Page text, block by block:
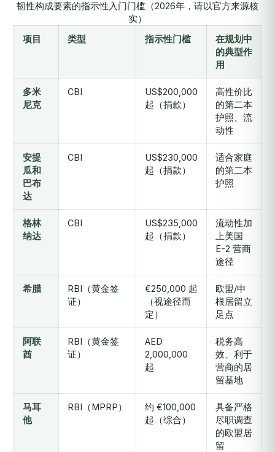
韧性构成要素的指示性入门门槛（2026年，请以官方来源核
实）
项目
类型 指示性门槛
在规划中
的典型作
用
多米
尼克
CBI
US$200,000
起（捐款）
高性价比
的第二本
护照、流
动性
安提
瓜和
巴布
达
CBI
US$230,000
起（捐款）
适合家庭
的第二本
护照
格林
纳达
CBI
US$235,000
起（捐款）
流动性加
上美国
E-2 营商
途径
希腊
RBI（黄金签
证）
€250,000 起
（视途径而
定）
欧盟/申
根居留立
足点
阿联
酋
RBI（黄金签
证）
AED
2,000,000
起
税务高
效、利于
营商的居
留基地
马耳
他
RBI（MPRP）
约 €100,000
起（综合）
具备严格
尽职调查
的欧盟居
留